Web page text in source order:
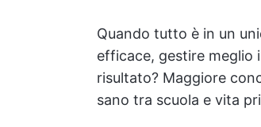
Quando tutto è in un
efficace, gestire meglio
risultato? Maggiore
sano tra scuola e vita